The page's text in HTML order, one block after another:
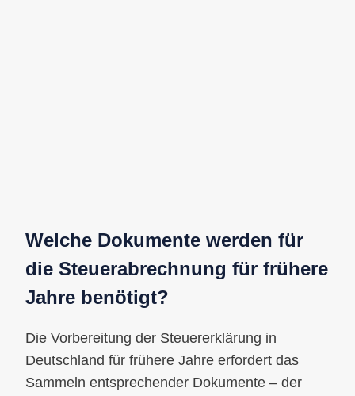
Welche Dokumente werden für
die Steuerabrechnung für frühere
Jahre benötigt?
Die Vorbereitung der Steuererklärung in
Deutschland für frühere Jahre erfordert das
Sammeln entsprechender Dokumente – der